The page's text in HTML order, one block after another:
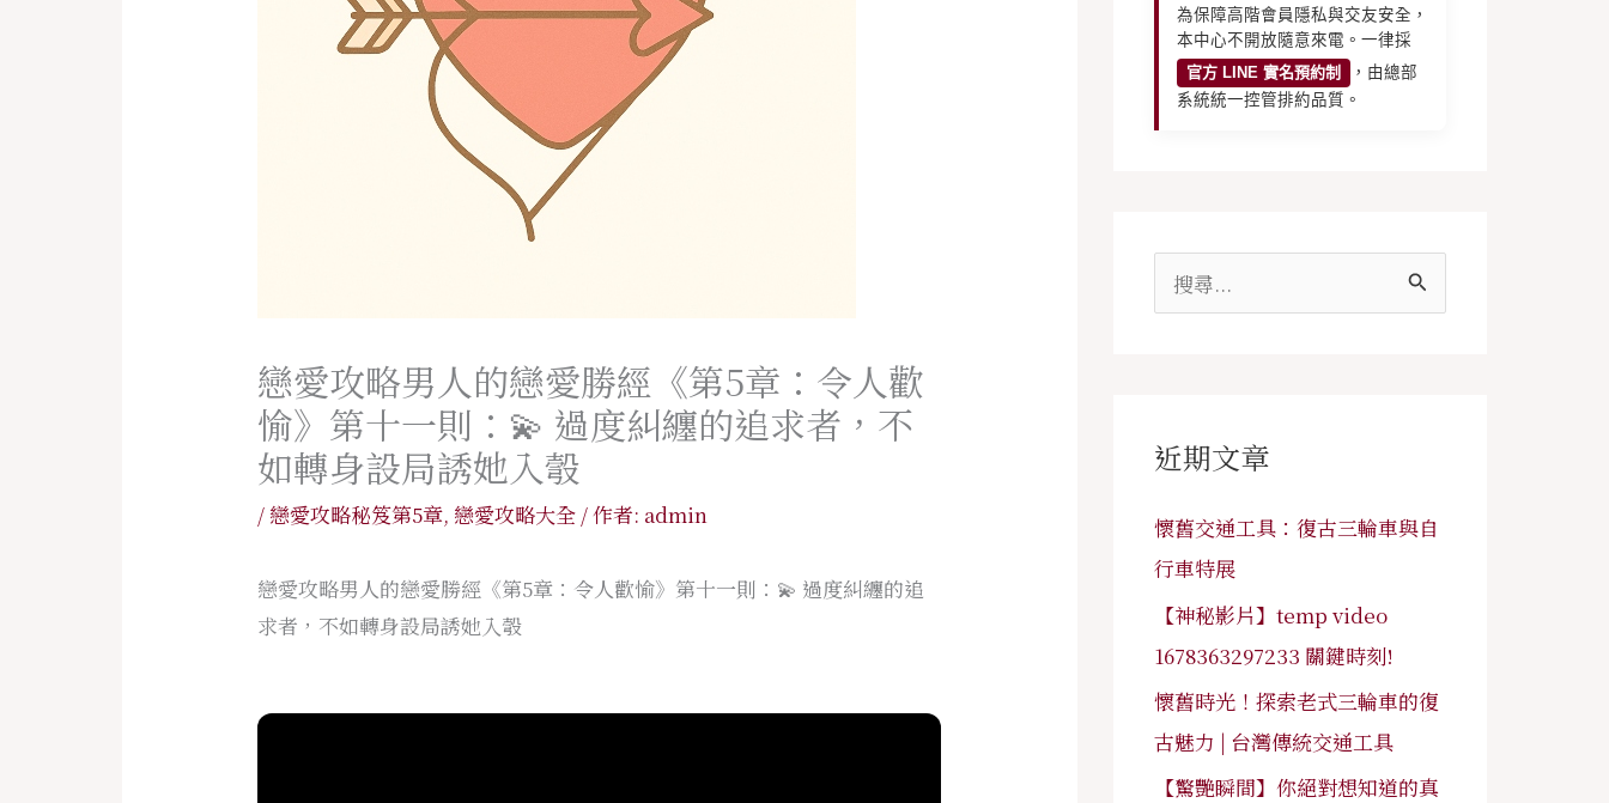
戀愛攻略男人的戀愛勝經《第5章：令人歡
愉》第十一則：💫 過度糾纏的追求者，不
如轉身設局誘她入彀
/ 戀愛攻略秘笈第5章, 戀愛攻略大全 / 作者: admin
戀愛攻略男人的戀愛勝經《第5章：令人歡愉》第十一則：💫 過度糾纏的追
求者，不如轉身設局誘她入彀
為保障高階會員隱私與交友安全，
本中心不開放隨意來電。一律採
官方 LINE 實名預約制
，由總部
系統統一控管排約品質。
字
近期文章
懷舊交通工具：復古三輪車與自
行車特展
【神秘影片】temp video
1678363297233 關鍵時刻!
懷舊時光！探索老式三輪車的復
古魅力 | 台灣傳統交通工具
【驚艷瞬間】你絕對想知道的真